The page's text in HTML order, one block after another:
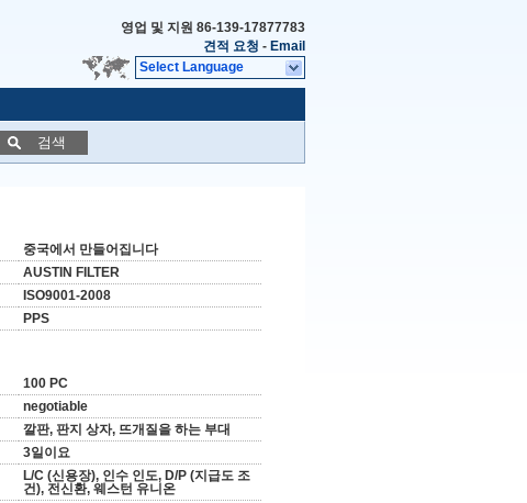
영업 및 지원 86-139-17877783
견적 요청 - Email
Select Language
검색
중국에서 만들어집니다
AUSTIN FILTER
ISO9001-2008
PPS
100 PC
negotiable
깔판, 판지 상자, 뜨개질을 하는 부대
3일이요
L/C (신용장), 인수 인도, D/P (지급도 조
건), 전신환, 웨스턴 유니온